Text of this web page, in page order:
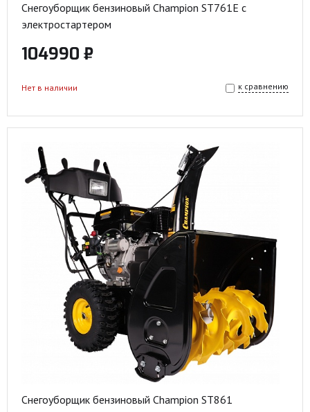
Снегоуборщик бензиновый Champion ST761E с
электростартером
104990 ₽
к сравнению
Нет в наличии
Снегоуборщик бензиновый Champion ST861